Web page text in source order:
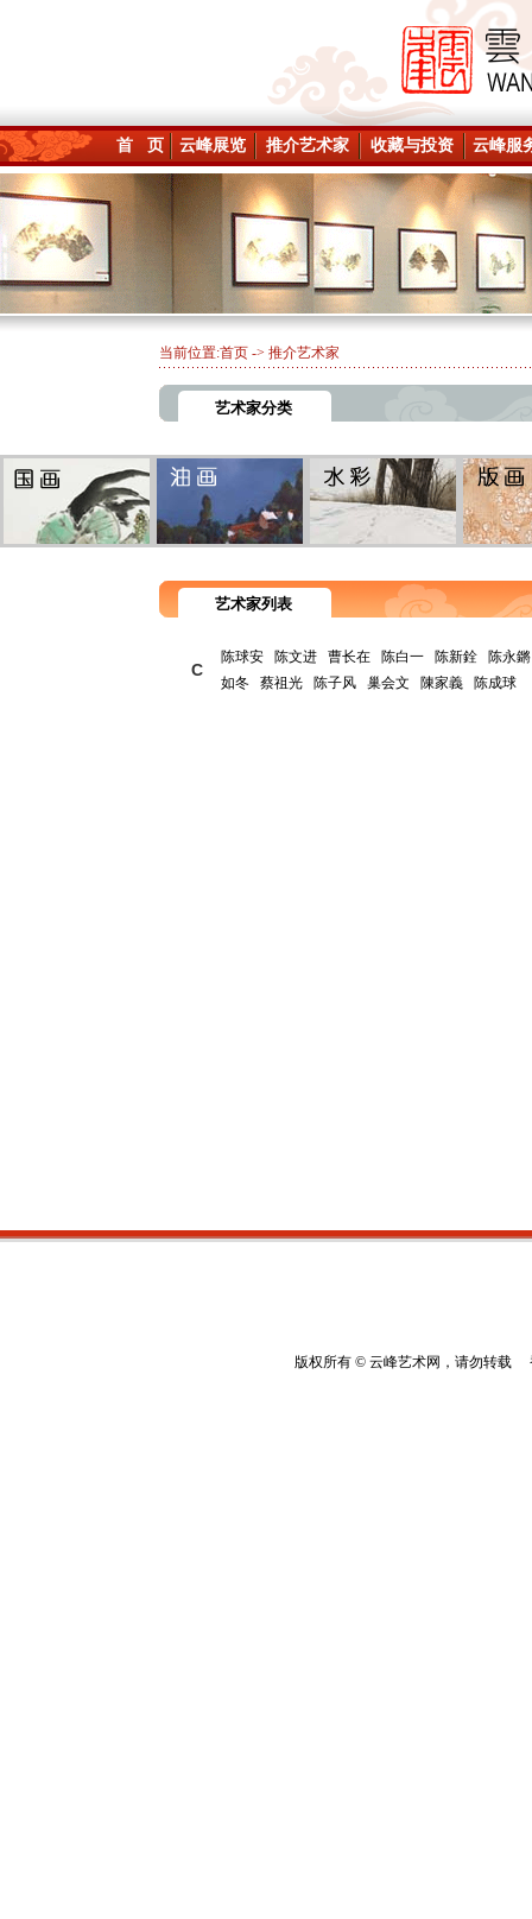
首 页 云峰展览 推介艺术家 收藏与投资 云峰服
当前位置:首页 -> 推介艺术家
艺术家分类
艺术家列表
C
陈球安 陈文进 曹长在 陈白一 陈新銓
陈永鏘
如冬
蔡祖光 陈子风 巢会文 陳家義 陈成球
版权所有 © 云峰艺术网，请勿转载